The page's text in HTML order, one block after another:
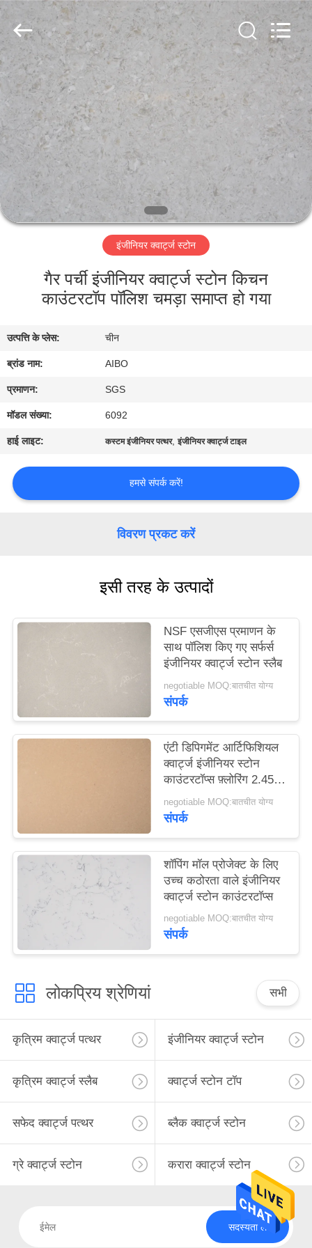
घर
उत्पादों
हमारे
बारे
में
भ्रमण
नियंत्रण
संपर्क
करें
एक
POLICY
Material
Technology
CO.,Ltd.
All
Reserved.
इंजीनियर क्वार्ट्ज स्टोन
गैर पर्ची इंजीनियर क्वार्ट्ज स्टोन किचन
काउंटरटॉप पॉलिश चमड़ा समाप्त हो गया
उत्पत्ति के प्लेस: चीन
ब्रांड नाम: AIBO
प्रमाणन: SGS
मॉडल संख्या: 6092
हाई लाइट: कस्टम इंजीनियर पत्थर,इंजीनियर क्वार्ट्ज टाइल
हमसे संपर्क करें!
विवरण प्रकट करें
इसी तरह के उत्पादों
NSF एसजीएस प्रमाणन के
साथ पॉलिश किए गए सर्फर्स
इंजीनियर क्वार्ट्ज स्टोन स्लैब
negotiable MOQ:बातचीत योग्य
संपर्क
एंटी डिपिगमेंट आर्टिफिशियल
क्वार्ट्ज इंजीनियर स्टोन
काउंटरटॉप्स फ़्लोरिंग 2.45
G/Cm3 घनत्व
negotiable MOQ:बातचीत योग्य
संपर्क
शॉपिंग मॉल प्रोजेक्ट के लिए
उच्च कठोरता वाले इंजीनियर
क्वार्ट्ज स्टोन काउंटरटॉप्स
negotiable MOQ:बातचीत योग्य
संपर्क
लोकप्रिय श्रेणियां सभी
कृत्रिम क्वार्ट्ज पत्थर इंजीनियर क्वार्ट्ज स्टोन
कृत्रिम क्वार्ट्ज स्लैब क्वार्ट्ज स्टोन टॉप
सफेद क्वार्ट्ज पत्थर ब्लैक क्वार्ट्ज स्टोन
ग्रे क्वार्ट्ज स्टोन करारा क्वार्ट्ज स्टोन
सदस्यता लें